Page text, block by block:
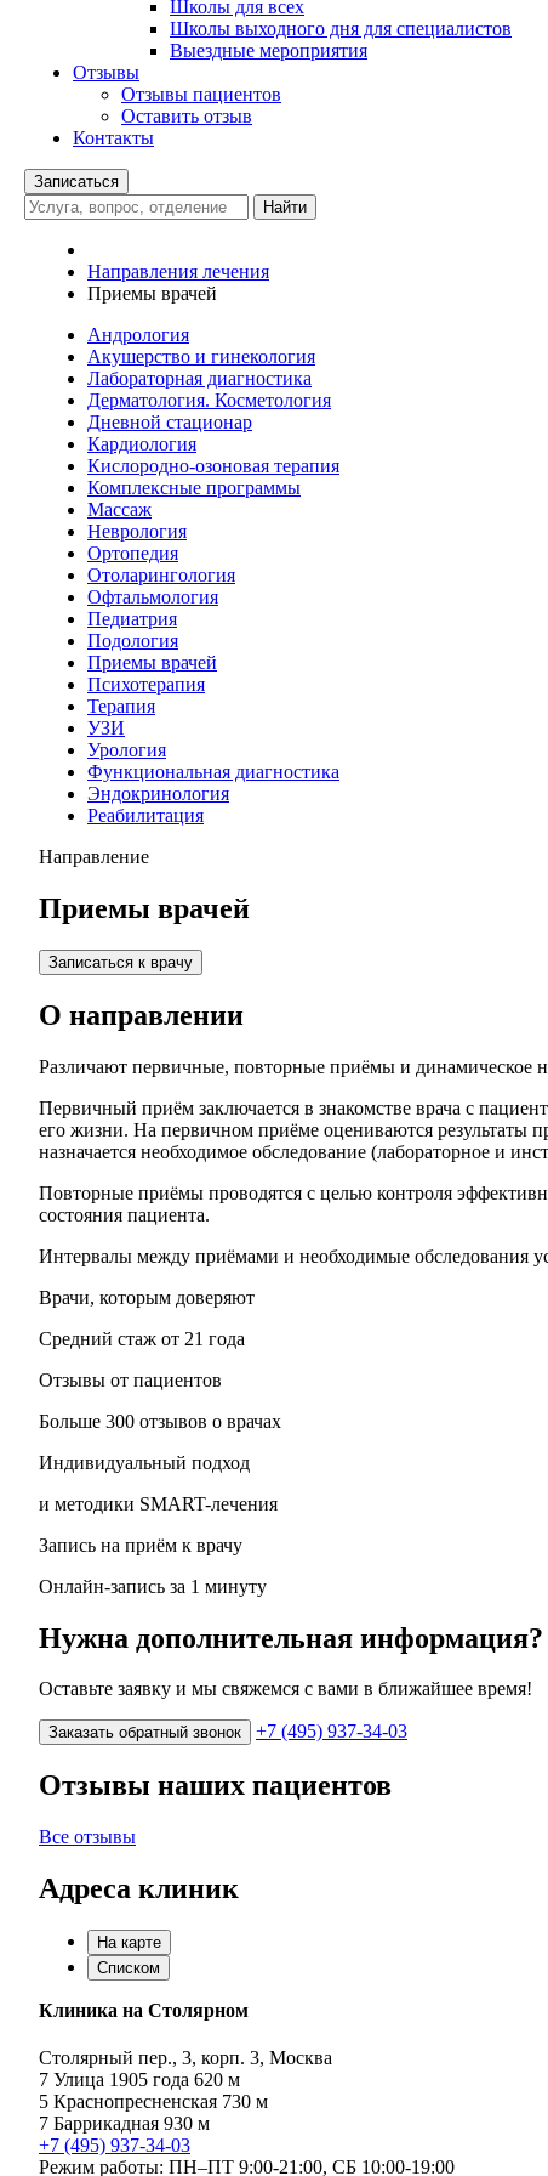
Школы для всех
Школы выходного дня для специалистов
Выездные мероприятия
Отзывы
Отзывы пациентов
Оставить отзыв
Контакты
Записаться
Найти
Направления лечения
Приемы врачей
Андрология
Акушерство и гинекология
Лабораторная диагностика
Дерматология. Косметология
Дневной стационар
Кардиология
Кислородно-озоновая терапия
Комплексные программы
Массаж
Неврология
Ортопедия
Отоларингология
Офтальмология
Педиатрия
Подология
Приемы врачей
Психотерапия
Терапия
УЗИ
Урология
Функциональная диагностика
Эндокринология
Реабилитация
Направление
Приемы врачей
Записаться к врачу
О направлении
Различают первичные, повторные приёмы и динамическое
Первичный приём заключается в знакомстве врача с
его жизни. На первичном приёме оцениваются результаты
назначается необходимое обследование (лабораторное и
Повторные приёмы проводятся с целью контроля
состояния пациента.
Интервалы между приёмами и необходимые обследования
Врачи, которым доверяют
Средний стаж от 21 года
Отзывы от пациентов
Больше 300 отзывов о врачах
Индивидуальный подход
и методики SMART-лечения
Запись на приём к врачу
Онлайн-запись за 1 минуту
Нужна дополнительная информация?
Оставьте заявку и мы свяжемся с вами в ближайшее время!
Заказать обратный звонок +7 (495) 937-34-03
Отзывы наших пациентов
Все отзывы
Адреса клиник
На карте
Списком
Клиника на Столярном
Столярный пер., 3, корп. 3, Москва
7 Улица 1905 года 620 м
5 Краснопресненская 730 м
7 Баррикадная 930 м
+7 (495) 937-34-03
Режим работы: ПН–ПТ 9:00-21:00, СБ 10:00-19:00